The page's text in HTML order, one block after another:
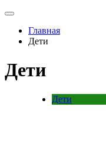
Главная
Дети
Дети
Дети